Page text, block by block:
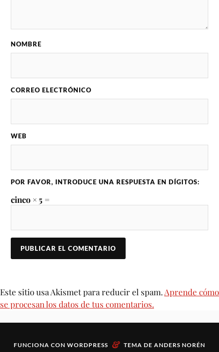
NOMBRE
CORREO ELECTRÓNICO
WEB
POR FAVOR, INTRODUCE UNA RESPUESTA EN DÍGITOS:
cinco × 5 =
Este sitio usa Akismet para reducir el spam. Aprende cómo
se procesan los datos de tus comentarios.
FUNCIONA CON WORDPRESS & TEMA DE ANDERS NORÉN